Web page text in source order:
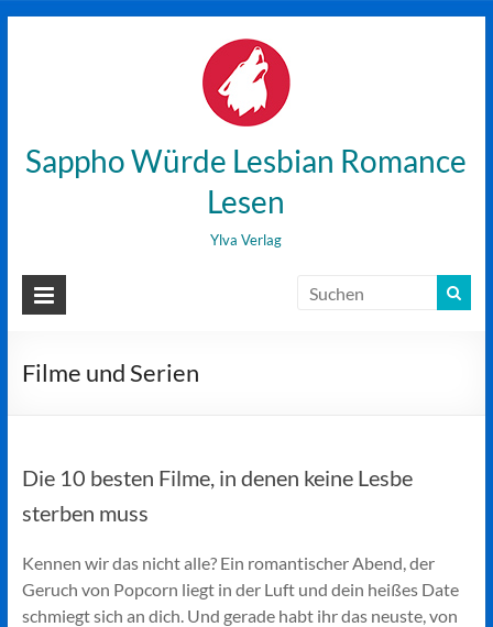
Sappho Würde Lesbian Romance
Lesen
Ylva Verlag
Filme und Serien
Die 10 besten Filme, in denen keine Lesbe
sterben muss
Kennen wir das nicht alle? Ein romantischer Abend, der
Geruch von Popcorn liegt in der Luft und dein heißes Date
schmiegt sich an dich. Und gerade habt ihr das neuste, von